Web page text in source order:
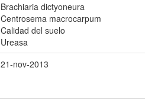
Brachiaria dictyoneura
Centrosema macrocarpum
Calidad del suelo
Ureasa
21-nov-2013